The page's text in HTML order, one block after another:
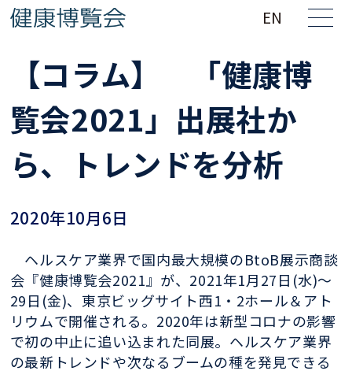
EN
【コラム】 「健康博
覧会2021」出展社か
ら、トレンドを分析
2020年10月6日
ヘルスケア業界で国内最大規模のBtoB展示商談
会『健康博覧会2021』が、2021年1月27日(水)～
29日(金)、東京ビッグサイト西1・2ホール＆アト
リウムで開催される。2020年は新型コロナの影響
で初の中止に追い込まれた同展。ヘルスケア業界
の最新トレンドや次なるブームの種を発見できる